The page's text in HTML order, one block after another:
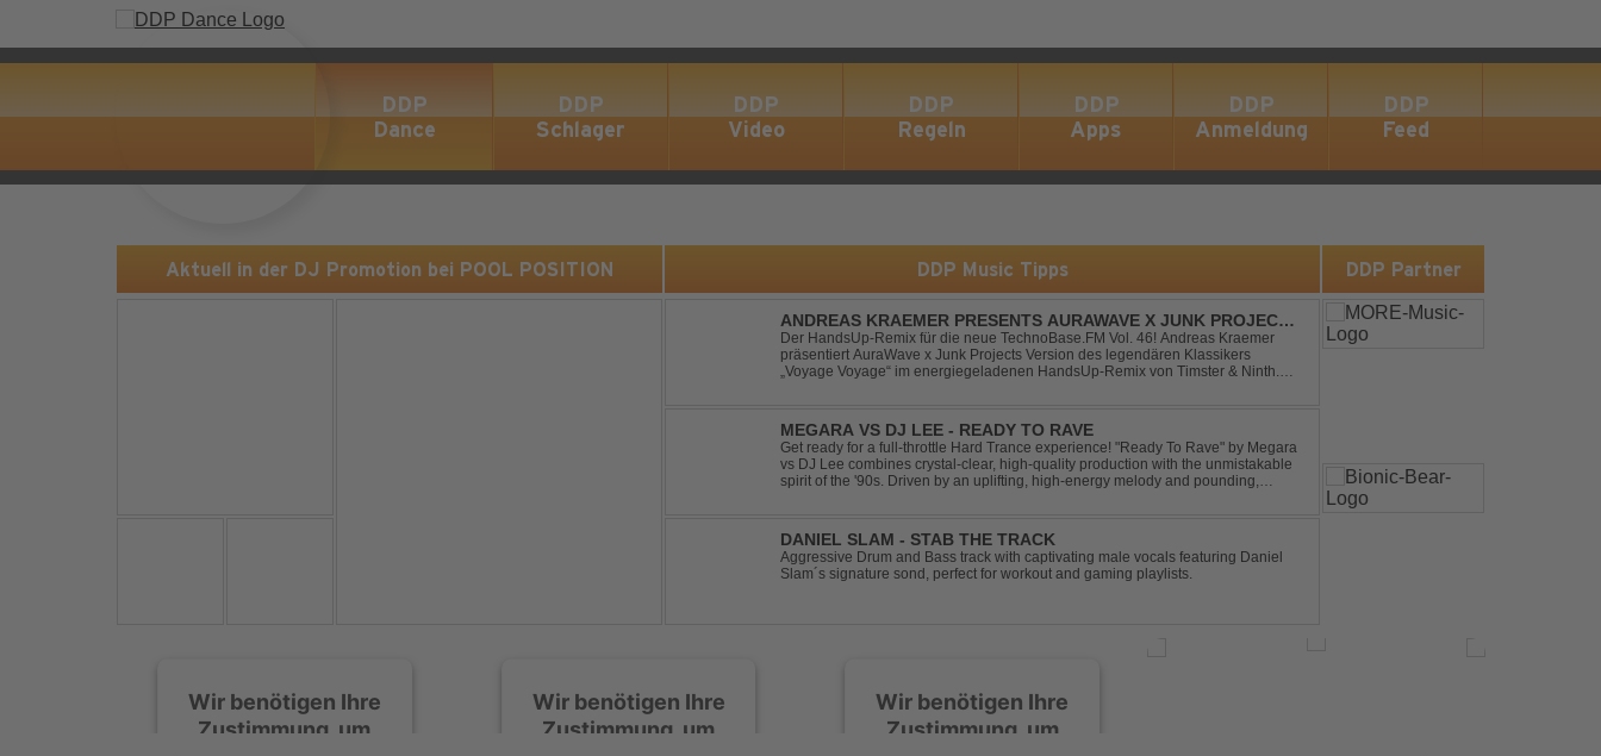
DDP
Dance
DDP
Schlager
DDP
Video
DDP
Regeln
DDP
Apps
DDP
Anmeldung
DDP
Feed
Aktuell in der DJ Promotion bei POOL POSITION DDP Music Tipps
ANDREAS KRAEMER PRESENTS AURAWAVE X JUNK PROJECT -
VOYAGE VOYAGE (TIMSTER & NINTH REMIX)
Der HandsUp-Remix für die neue TechnoBase.FM Vol. 46! Andreas Kraemer
präsentiert AuraWave x Junk Projects Version des legendären Klassikers
„Voyage Voyage“ im energiegeladenen HandsUp-Remix von Timster & Ninth.
MEGARA VS DJ LEE - READY TO RAVE
Get ready for a full-throttle Hard Trance experience! "Ready To Rave" by Megara
vs DJ Lee combines crystal-clear, high-quality production with the unmistakable
spirit of the '90s. Driven by an uplifting, high-energy melody and pounding,
DANIEL SLAM - STAB THE TRACK
Aggressive Drum and Bass track with captivating male vocals featuring Daniel
Slam´s signature sond, perfect for workout and gaming playlists.
DDP Partner
Wir benötigen Ihre
Zustimmung, um
Wir benötigen Ihre
Zustimmung, um
Wir benötigen Ihre
Zustimmung, um